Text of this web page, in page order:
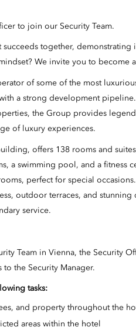
to join our Security Team.
together, demonstrating
We invite you to become
of some of the most
a strong development
the Group provides
of luxury experiences.
offers 138 rooms and
a swimming pool, and a fitness
perfect for special
outdoor terraces, and stunning
service.
Team in Vienna, the Security
to the Security Manager.
tasks:
and property throughout the
areas within the hotel